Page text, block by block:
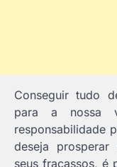
Conseguir tudo
para a nossa
responsabilidade
deseja
seus fracassos, é